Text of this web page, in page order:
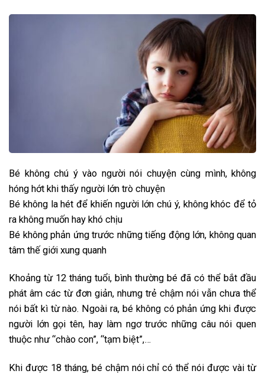
Bé không chú ý vào người nói chuyện cùng mình, không
hóng hớt khi thấy người lớn trò chuyện
Bé không la hét để khiến người lớn chú ý, không khóc để tỏ
ra không muốn hay khó chịu
Bé không phản ứng trước những tiếng động lớn, không quan
tâm thế giới xung quanh
Khoảng từ 12 tháng tuổi, bình thường bé đã có thể bắt đầu
phát âm các từ đơn giản, nhưng trẻ chậm nói vẫn chưa thể
nói bất kì từ nào. Ngoài ra, bé không có phản ứng khi được
người lớn gọi tên, hay làm ngơ trước những câu nói quen
thuộc như “chào con”, “tạm biệt”,…
Khi được 18 tháng, bé chậm nói chỉ có thể nói được vài từ